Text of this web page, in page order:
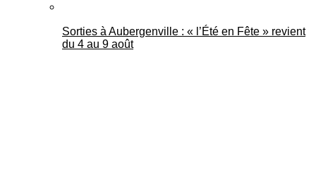
Sorties à Aubergenville : « l’Été en Fête » revient
du 4 au 9 août